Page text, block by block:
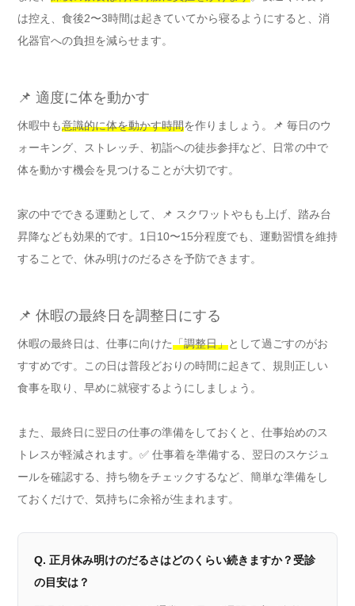
は控え、食後2〜3時間は起きていてから寝るようにすると、消
化器官への負担を減らせます。
📌 適度に体を動かす
休暇中も意識的に体を動かす時間を作りましょう。📌 毎日のウ
ォーキング、ストレッチ、初詣への徒歩参拝など、日常の中で
体を動かす機会を見つけることが大切です。
家の中でできる運動として、📌 スクワットやもも上げ、踏み台
昇降なども効果的です。1日10〜15分程度でも、運動習慣を維持
することで、休み明けのだるさを予防できます。
📌 休暇の最終日を調整日にする
休暇の最終日は、仕事に向けた「調整日」として過ごすのがお
すすめです。この日は普段どおりの時間に起きて、規則正しい
食事を取り、早めに就寝するようにしましょう。
また、最終日に翌日の仕事の準備をしておくと、仕事始めのス
トレスが軽減されます。✅ 仕事着を準備する、翌日のスケジュ
ールを確認する、持ち物をチェックするなど、簡単な準備をし
ておくだけで、気持ちに余裕が生まれます。
Q. 正月休み明けのだるさはどのくらい続きますか？受診
の目安は？